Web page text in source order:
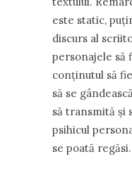
este static,
discurs al
personajele să
conținutul să
să se
să transmită și
psihicul
se poată regăsi.